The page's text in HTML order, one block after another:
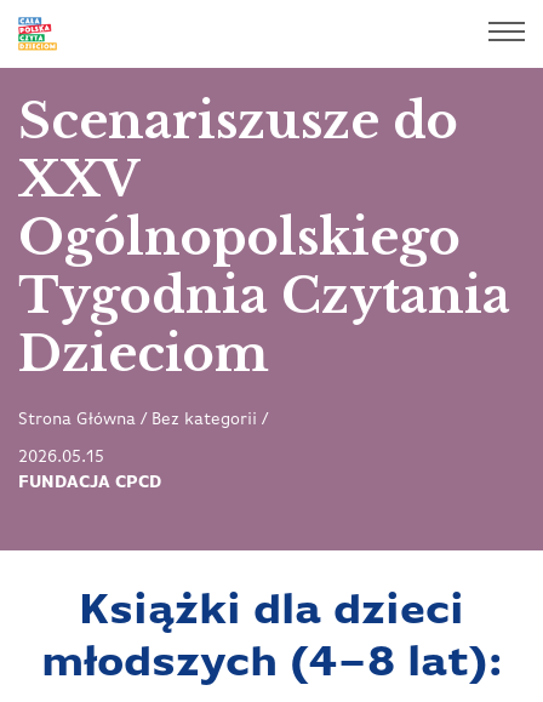
Scenariszusze do
XXV
Ogólnopolskiego
Tygodnia Czytania
Dzieciom
Strona Główna / Bez kategorii /
2026.05.15
FUNDACJA CPCD
Książki dla dzieci
młodszych (4–8 lat):